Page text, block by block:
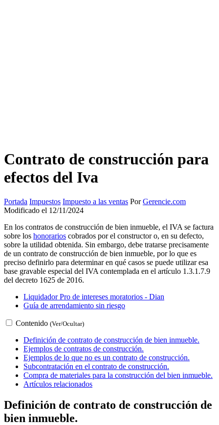
Contrato de construcción para
efectos del Iva
Portada Impuestos Impuesto a las ventas PorGerencie.com
Modificado el 12/11/2024
En los contratos de construcción de bien inmueble, el IVA se factura
sobre los honorarios cobrados por el constructor o, en su defecto,
sobre la utilidad obtenida. Sin embargo, debe tratarse precisamente
de un contrato de construcción de bien inmueble, por lo que es
preciso definirlo para determinar en qué casos se puede utilizar esa
base gravable especial del IVA contemplada en el artículo 1.3.1.7.9
del decreto 1625 de 2016.
Liquidador Pro de intereses moratorios - Dian
Guía de arrendamiento sin riesgo
Contenido (Ver/Ocultar)
Definición de contrato de construcción de bien inmueble.
Ejemplos de contratos de construcción.
Ejemplos de lo que no es un contrato de construcción.
Subcontratación en el contrato de construcción.
Compra de materiales para la construcción del bien inmueble.
Artículos relacionados
Definición de contrato de construcción de
bien inmueble.